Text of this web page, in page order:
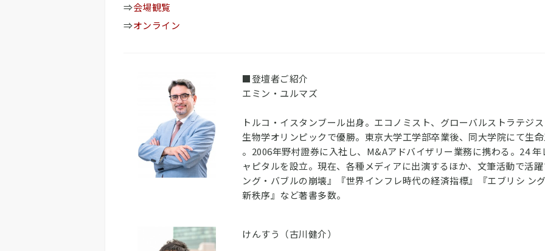
⇒会場観覧
⇒オンライン
■登壇者ご紹介
エミン・ユルマズ
トルコ・イスタンブール出身。エコノミスト、グローバルストラテジ
生物学オリンピックで優勝。東京大学工学部卒業後、同大学院にて生
。2006年野村證券に入社し、M&Aアドバイザリー業務に携わる。24 年
ャピタルを設立。現在、各種メディアに出演するほか、文筆活動で活
ング・バブルの崩壊』『世界インフレ時代の経済指標』『エブリシ ン
新秩序』など著書多数。
けんすう（古川健介）